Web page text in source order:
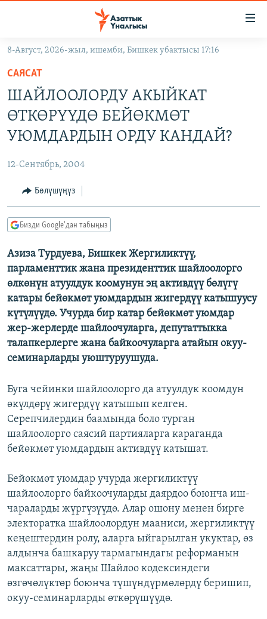
Навигацияга
өтүңүз
Издөөгө
салыңыз
КЫРГЫЗСТАН
САЯСАТ
МАДАНИЯТ
ДҮЙНӨ
УКРАИНА
ТВ ПРОГРАММАЛАР
БҮГҮН АЗАТТЫКТА
ДАНИСТЕ
ЭЖЕ-СИҢДИЛЕР
АЗАТТЫК+
ЫҢГАЙСЫЗ СУРООЛОР
ПОДКАСТ
ОНЛАЙН ШЕРИНЕ
ЭЕ/АРнун бардык сайттары
8-Август, 2026-жыл, ишемби, Бишкек убактысы 17:16
САЯСАТ
ШАЙЛООЛОРДУ АКЫЙКАТ
ӨТКӨРҮҮДӨ БЕЙӨКМӨТ
УЮМДАРДЫН ОРДУ КАНДАЙ?
12-Сентябрь, 2004
Бөлүшүңүз
Бизди Google'дан табыңыз
Азиза Турдуева, Бишкек Жергиликтүү,
парламенттик жана президенттик шайлоолорго
өлкөнүн атуулдук коомунун эң активдүү бөлүгү
катары бейөкмөт уюмдардын жигердүү катышуусу
күтүлүүдө. Учурда бир катар бейөкмөт уюмдар
жер-жерлерде шайлоочуларга, депутаттыкка
талапкерлерге жана байкоочуларга атайын окуу-
семинарларды уюштуруушуда.
Буга чейинки шайлоолорго да атуулдук коомдун
өкүлдөрү жигердүү катышып келген.
Серепчилердин баамында боло турган
шайлоолорго саясий партияларга караганда
бейөкмөт уюмдардын активдүү катышат.
Бейөкмөт уюмдар учурда жергиликтүү
шайлоолорго байкоочуларды даярдоо боюнча иш-
чараларды жүргүзүүдө. Алар ошону менен бирге
электоратка шайлоолордун мааниси, жергиликтүү
кеңештердин ролу, аларга ыйгарылган укуктар, өз
алдынча башкаруу тармагындагы реформанын
максаттары, жаңы Шайлоо кодексиндеги
өзгөчөлүктөр боюнча түшүндүрмөлөрдү беришип,
окуу-семинарларды өткөрүшүүдө.